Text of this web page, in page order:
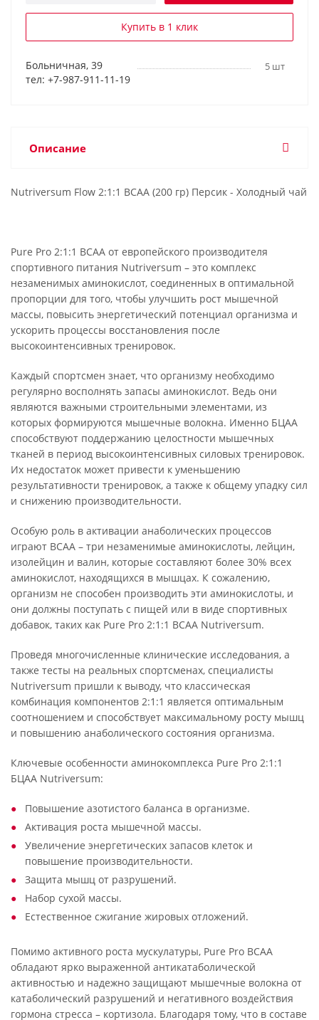
Купить в 1 клик
Больничная, 39
тел: +7-987-911-11-19
5 шт
Описание
Nutriversum Flow 2:1:1 BCAA (200 гр) Персик - Холодный чай
Pure Pro 2:1:1 BCAA от европейского производителя
спортивного питания Nutriversum – это комплекс
незаменимых аминокислот, соединенных в оптимальной
пропорции для того, чтобы улучшить рост мышечной
массы, повысить энергетический потенциал организма и
ускорить процессы восстановления после
высокоинтенсивных тренировок.
Каждый спортсмен знает, что организму необходимо
регулярно восполнять запасы аминокислот. Ведь они
являются важными строительными элементами, из
которых формируются мышечные волокна. Именно БЦАА
способствуют поддержанию целостности мышечных
тканей в период высокоинтенсивных силовых тренировок.
Их недостаток может привести к уменьшению
результативности тренировок, а также к общему упадку сил
и снижению производительности.
Особую роль в активации анаболических процессов
играют ВСАА – три незаменимые аминокислоты, лейцин,
изолейцин и валин, которые составляют более 30% всех
аминокислот, находящихся в мышцах. К сожалению,
организм не способен производить эти аминокислоты, и
они должны поступать с пищей или в виде спортивных
добавок, таких как Pure Pro 2:1:1 BCAA Nutriversum.
Проведя многочисленные клинические исследования, а
также тесты на реальных спортсменах, специалисты
Nutriversum пришли к выводу, что классическая
комбинация компонентов 2:1:1 является оптимальным
соотношением и способствует максимальному росту мышц
и повышению анаболического состояния организма.
Ключевые особенности аминокомплекса Pure Pro 2:1:1
БЦАА Nutriversum:
Повышение азотистого баланса в организме.
Активация роста мышечной массы.
Увеличение энергетических запасов клеток и
повышение производительности.
Защита мышц от разрушений.
Набор сухой массы.
Естественное сжигание жировых отложений.
Помимо активного роста мускулатуры, Pure Pro BCAA
обладают ярко выраженной антикатаболической
активностью и надежно защищают мышечные волокна от
катаболический разрушений и негативного воздействия
гормона стресса – кортизола. Благодаря тому, что в составе